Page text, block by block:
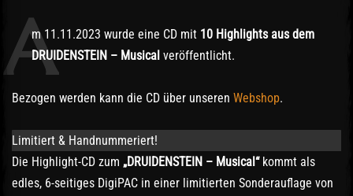
Am 11.11.2023 wurde eine CD mit 10 Highlights aus dem
DRUIDENSTEIN – Musical veröffentlicht.
Bezogen werden kann die CD über unseren Webshop.
Limitiert & Handnummeriert!
Die Highlight-CD zum „DRUIDENSTEIN – Musical“kommt als
edles, 6-seitiges DigiPAC in einer limitierten Sonderauflage von